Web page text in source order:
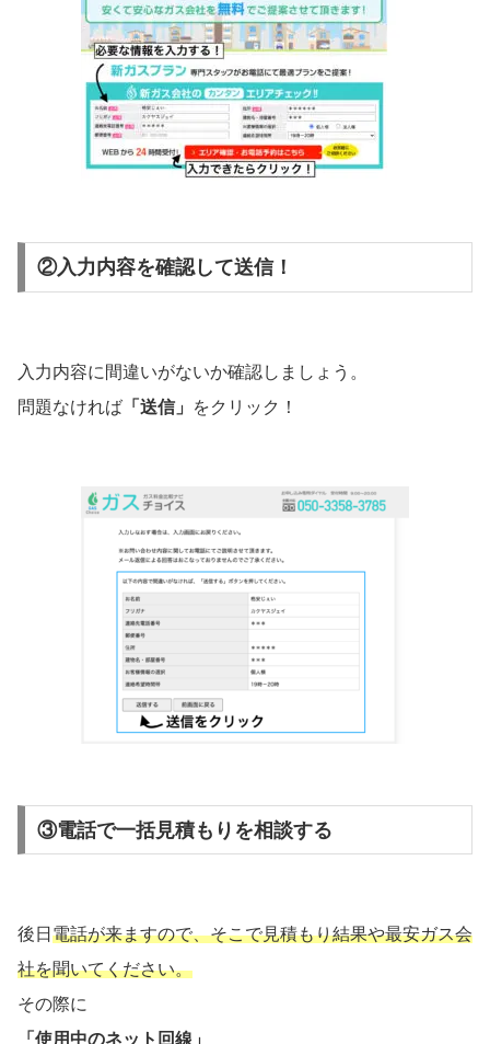
②入力内容を確認して送信！
入力内容に間違いがないか確認しましょう。
問題なければ 「送信」 をクリック！
③電話で一括見積もりを相談する
後日 電話が来ますので、そこで見積もり結果や最安ガス会
社を聞いてください。
その際に
「使用中のネット回線」